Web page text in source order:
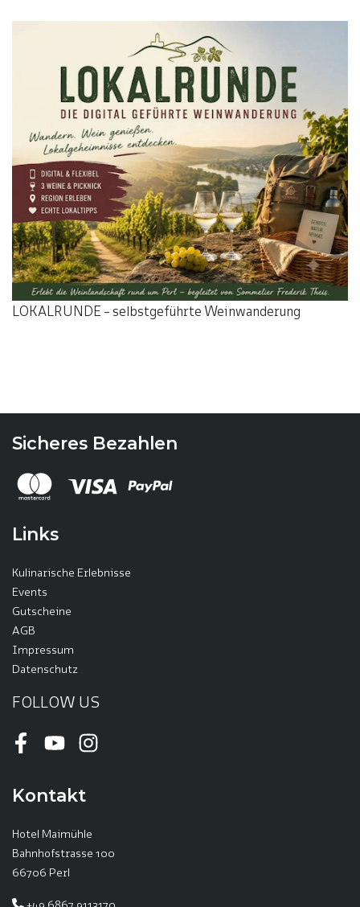
LOKALRUNDE - selbstgeführte Weinwanderung
Sicheres Bezahlen
Links
Kulinarische Erlebnisse
Events
Gutscheine
AGB
Impressum
Datenschutz
FOLLOW US
FacebookYoutubeInstagram
Kontakt
Hotel Maimühle
Bahnhofstrasse 100
66706 Perl